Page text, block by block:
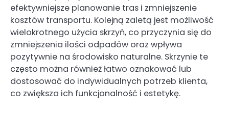
efektywniejsze planowanie tras i zmniejszenie
kosztów transportu. Kolejną zaletą jest możliwość
wielokrotnego użycia skrzyń, co przyczynia się do
zmniejszenia ilości odpadów oraz wpływa
pozytywnie na środowisko naturalne. Skrzynie te
często można również łatwo oznakować lub
dostosować do indywidualnych potrzeb klienta,
co zwiększa ich funkcjonalność i estetykę.